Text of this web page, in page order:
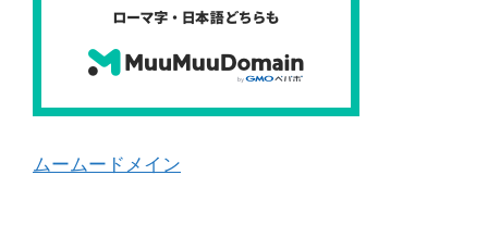
ムームードメイン